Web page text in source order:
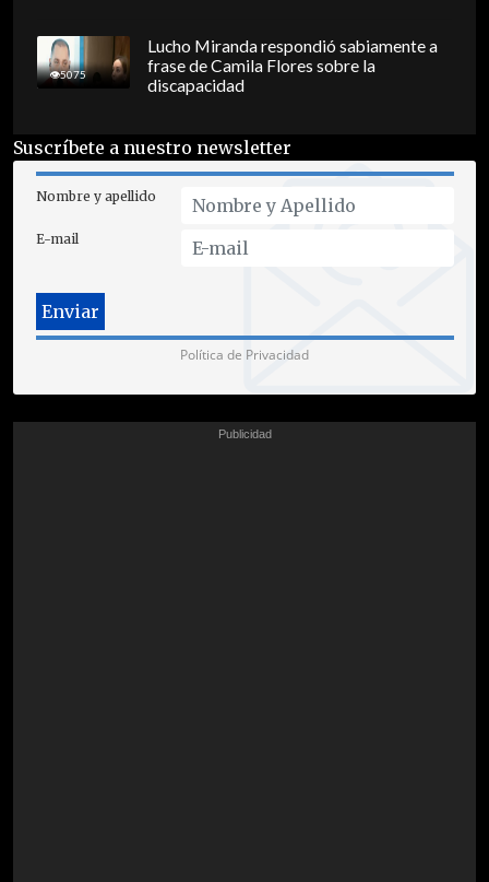
5075
Lucho Miranda respondió sabiamente a
frase de Camila Flores sobre la
discapacidad
Suscríbete a nuestro newsletter
Nombre y apellido
E-mail
Política de Privacidad